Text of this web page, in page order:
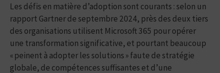
Les défis en matière d’adoption sont courants : selon un
rapport Gartner de septembre 2024, près des deux tiers
des organisations utilisent Microsoft 365 pour opérer
une transformation significative, et pourtant beaucoup
« peinent à adopter les solutions » faute de stratégie
globale, de compétences suffisantes et d’une